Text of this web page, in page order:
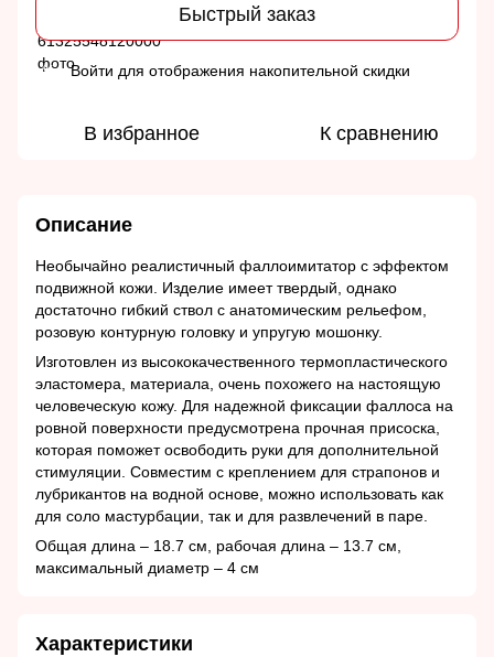
Быстрый заказ
% Войти для отображения накопительной скидки
В избранное К сравнению
Описание
Необычайно реалистичный фаллоимитатор с эффектом
подвижной кожи. Изделие имеет твердый, однако
достаточно гибкий ствол с анатомическим рельефом,
розовую контурную головку и упругую мошонку.
Изготовлен из высококачественного термопластического
эластомера, материала, очень похожего на настоящую
человеческую кожу. Для надежной фиксации фаллоса на
ровной поверхности предусмотрена прочная присоска,
которая поможет освободить руки для дополнительной
стимуляции. Совместим с креплением для страпонов и
лубрикантов на водной основе, можно использовать как
для соло мастурбации, так и для развлечений в паре.
Общая длина – 18.7 см, рабочая длина – 13.7 см,
максимальный диаметр – 4 см
Характеристики